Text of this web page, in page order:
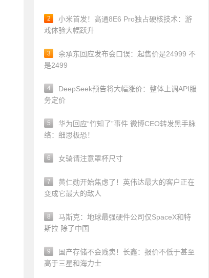
2
小米首发！高通8E6 Pro独占硬核技术：游
戏体验大幅跃升
3
余承东回应发布会口误：起售价是24999 不
是2499
4
DeepSeek预告将大幅涨价：整体上调API服
务定价
5
华为回应“竹知了”事件 微博CEO转发黑手脉
络：细思极恐！
6 女骑请注意罩杯尺寸
7
黄仁勋开始焦虑了！英伟达最大的客户正在
变成它最大的敌人
8
马斯克：地球最强硬件公司仅SpaceX和特
斯拉 除了中国
9
国产存储不会贱卖！长鑫：报价不低于甚至
高于三星和海力士